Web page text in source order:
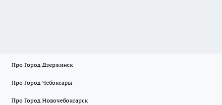
Про Город Дзержинск
Про Город Чебоксары
Про Город Новочебоксарск